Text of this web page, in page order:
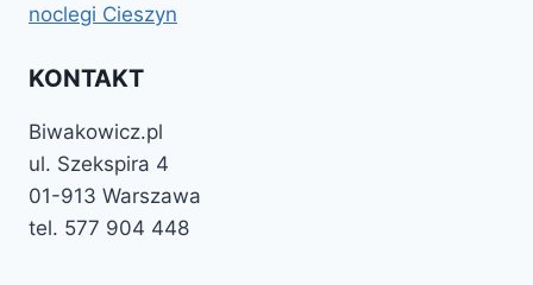
noclegi Cieszyn
KONTAKT
Biwakowicz.pl
ul. Szekspira 4
01-913 Warszawa
tel. 577 904 448